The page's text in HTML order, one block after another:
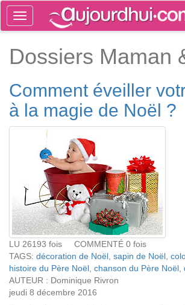
Toggle
navigation
Dossiers Maman
Comment éveiller
à la magie de Noël ?
LU 26193 fois COMMENTÉ 0 fois
TAGS: décoration de Noël sapin de Noël
histoire du Père Noël chanson du Père Noël
AUTEUR : Dominique Rivron
jeudi 8 décembre 2016